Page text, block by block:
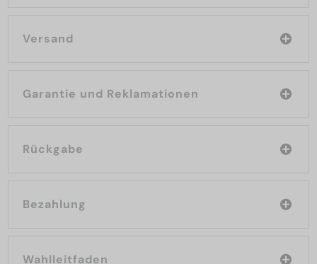
Versand
Garantie und Reklamationen
Rückgabe
Bezahlung
Wahlleitfaden